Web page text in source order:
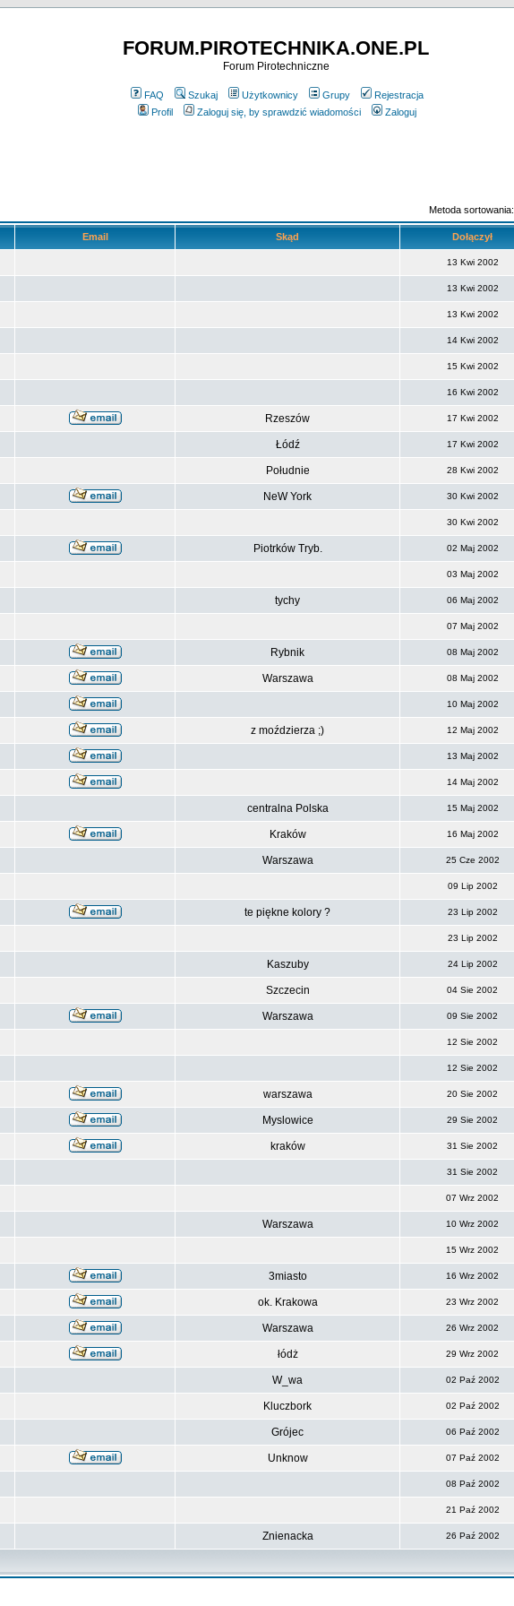
FORUM.PIROTECHNIKA.ONE.PL
Forum Pirotechniczne
FAQ Szukaj Użytkownicy Grupy
Rejestracja
Profil
Zaloguj się, by sprawdzić wiadomości Zaloguj
Metoda sortowania:
Email Skąd Dołączył
13 Kwi 2002
13 Kwi 2002
13 Kwi 2002
14 Kwi 2002
15 Kwi 2002
16 Kwi 2002
Rzeszów 17 Kwi 2002
Łódź 17 Kwi 2002
Południe 28 Kwi 2002
NeW York 30 Kwi 2002
30 Kwi 2002
Piotrków Tryb. 02 Maj 2002
03 Maj 2002
tychy 06 Maj 2002
07 Maj 2002
Rybnik 08 Maj 2002
Warszawa 08 Maj 2002
10 Maj 2002
z moździerza ;) 12 Maj 2002
13 Maj 2002
14 Maj 2002
centralna Polska 15 Maj 2002
Kraków 16 Maj 2002
Warszawa 25 Cze 2002
09 Lip 2002
te piękne kolory ? 23 Lip 2002
23 Lip 2002
Kaszuby 24 Lip 2002
Szczecin 04 Sie 2002
Warszawa 09 Sie 2002
12 Sie 2002
12 Sie 2002
warszawa 20 Sie 2002
Myslowice 29 Sie 2002
kraków 31 Sie 2002
31 Sie 2002
07 Wrz 2002
Warszawa 10 Wrz 2002
15 Wrz 2002
3miasto 16 Wrz 2002
ok. Krakowa 23 Wrz 2002
Warszawa 26 Wrz 2002
łódż 29 Wrz 2002
W_wa 02 Paź 2002
Kluczbork 02 Paź 2002
Grójec 06 Paź 2002
Unknow 07 Paź 2002
08 Paź 2002
21 Paź 2002
Znienacka 26 Paź 2002